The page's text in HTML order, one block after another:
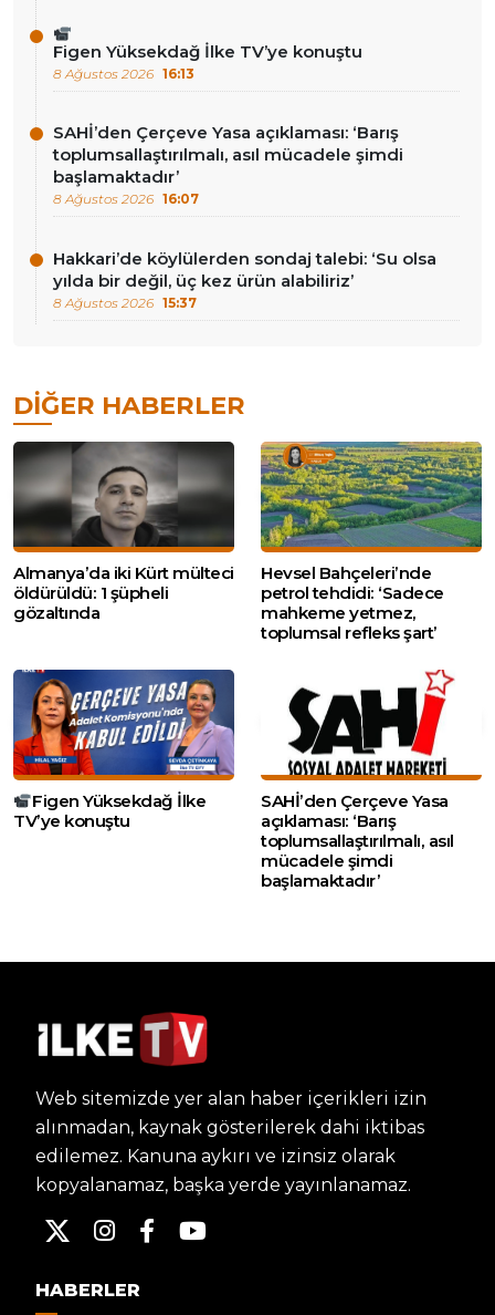
Figen Yüksekdağ İlke TV’ye konuştu
8 Ağustos 2026 16:13
SAHİ’den Çerçeve Yasa açıklaması: ‘Barış
toplumsallaştırılmalı, asıl mücadele şimdi
başlamaktadır’
8 Ağustos 2026 16:07
Hakkari’de köylülerden sondaj talebi: ‘Su olsa
yılda bir değil, üç kez ürün alabiliriz’
8 Ağustos 2026 15:37
DIĞER HABERLER
Almanya’da iki Kürt mülteci
öldürüldü: 1 şüpheli
gözaltında
Hevsel Bahçeleri’nde
petrol tehdidi: ‘Sadece
mahkeme yetmez,
toplumsal refleks şart’
Figen Yüksekdağ İlke
TV’ye konuştu
SAHİ’den Çerçeve Yasa
açıklaması: ‘Barış
toplumsallaştırılmalı, asıl
mücadele şimdi
başlamaktadır’
Web sitemizde yer alan haber içerikleri izin
alınmadan, kaynak gösterilerek dahi iktibas
edilemez. Kanuna aykırı ve izinsiz olarak
kopyalanamaz, başka yerde yayınlanamaz.
HABERLER